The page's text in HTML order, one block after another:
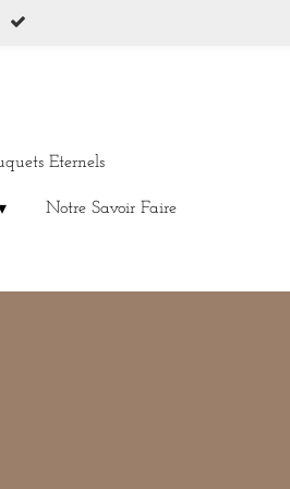
Eternels
Notre Savoir Faire